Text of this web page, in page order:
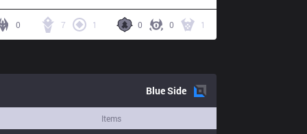
0 0 1
7 1
0
BlueSide
Items